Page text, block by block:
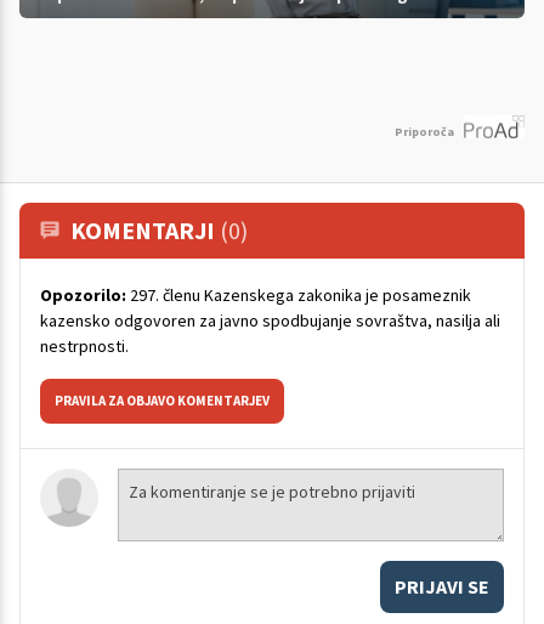
Priporoča
KOMENTARJI (0)
Opozorilo: 297. členu Kazenskega zakonika je posameznik
kazensko odgovoren za javno spodbujanje sovraštva, nasilja ali
nestrpnosti.
PRAVILA ZA OBJAVO KOMENTARJEV
PRIJAVI SE